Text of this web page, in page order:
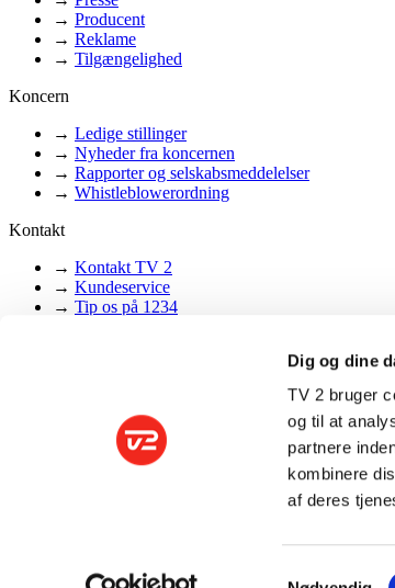
Dig og dine
TV 2 bruger
og til at
partnere
kombinere
af deres
Samtykkevalg
→ Producent
→ Reklame
→ Tilgængelighed
Koncern
→ Ledige stillinger
→ Nyheder fra koncernen
→ Rapporter og selskabsmeddelelser
→ Whistleblowerordning
Kontakt
→ Kontakt TV 2
→ Kundeservice
→ Tip os på 1234
Instagram
Facebook
henblik på tekst- og datamining, jf. ophavsretslovens